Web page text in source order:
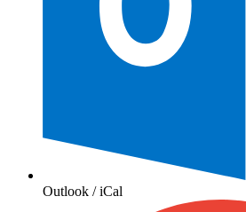
Outlook / iCal